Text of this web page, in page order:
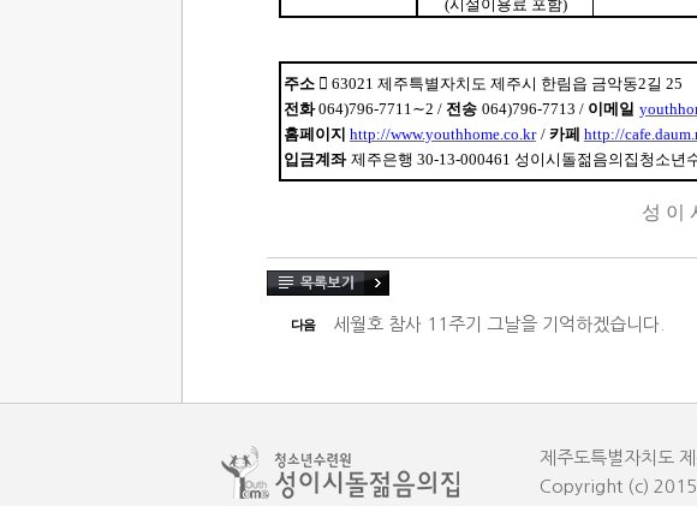
(시설이용료 포함)
주소 󰂕 63021 제주특별자치도 제주시 한림읍 금악동2길 25
전화064)796-7711∼2 / 전송 064)796-7713 / 이메일
홈페이지 http://www.youthhome.co.kr / 카페 http://
입금계좌 제주은행 30-13-000461 성이시돌젊음의집청소년
성 이
다음 세월호 참사 11주기 그날을 기억하겠습니다.
제주도특별자치도
Copyright (c) 2015